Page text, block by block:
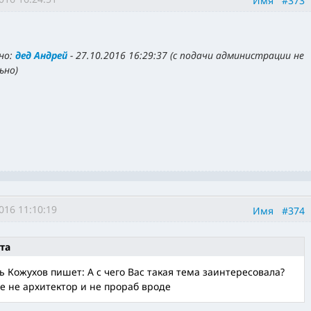
дед Андрей - 27.10.2016 16:29:37 (с подачи администрации не
)
Имя #374
11:10:19
Кожухов пишет: А с чего Вас такая тема заинтересовала?
не архитектор и не прораб вроде